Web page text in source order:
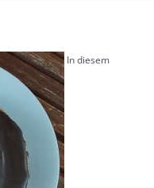
In diesem